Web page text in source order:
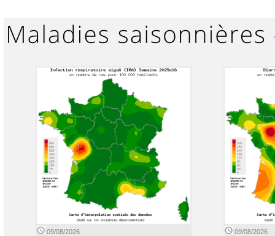
09/08/2026 09/08/2026